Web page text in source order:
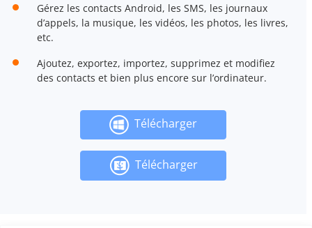
Gérez les contacts Android, les SMS, les journaux
d’appels, la musique, les vidéos, les photos, les livres,
etc.
Ajoutez, exportez, importez, supprimez et modifiez
des contacts et bien plus encore sur l’ordinateur.
Télécharger
Télécharger